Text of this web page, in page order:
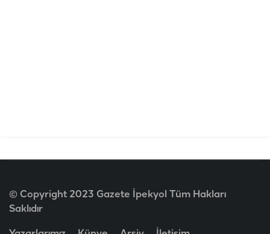
© Copyright 2023 Gazete İpekyol Tüm Hakları
Saklıdır